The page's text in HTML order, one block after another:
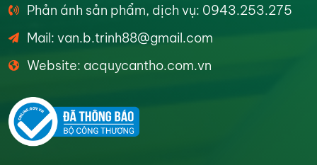
Phản ánh sản phẩm, dịch vụ: 0943.253.275
Mail: van.b.trinh88@gmail.com
Website: acquycantho.com.vn